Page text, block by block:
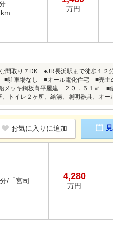
万円
間取り７DK ●JR長浜駅まで徒歩
■駐車場なし ■オール電化住宅 ■売
ッキ鋼板葺平屋建 ２０．５１㎡ ■
トイレ２ヶ所、給湯、照明器具、オー
お気に入りに追加
/「宮司
4,280
万円